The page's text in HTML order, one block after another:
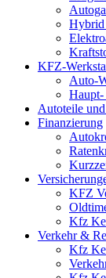
KFZ-
Auto-
Haupt-
Autoteile
Finanzierung
KFZ
Kfz
Verkehr &
Kfz